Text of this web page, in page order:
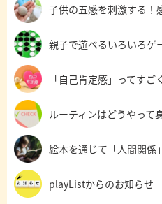
子供の五感を刺激する！
親子で遊べるいろいろゲ
「自己肯定感」ってすご
ルーティンはどうやって
絵本を通じて「人間関係
playListからのお知らせ